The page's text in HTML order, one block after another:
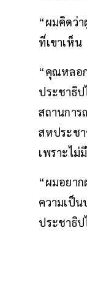
“ผมคิดว่า
ที่เขาเห็น
“คุณหลอ
ประชาธิ
สถานกา
สหประชา
เพราะไม่
“ผมอยาก
ความเป็
ประชาธิ